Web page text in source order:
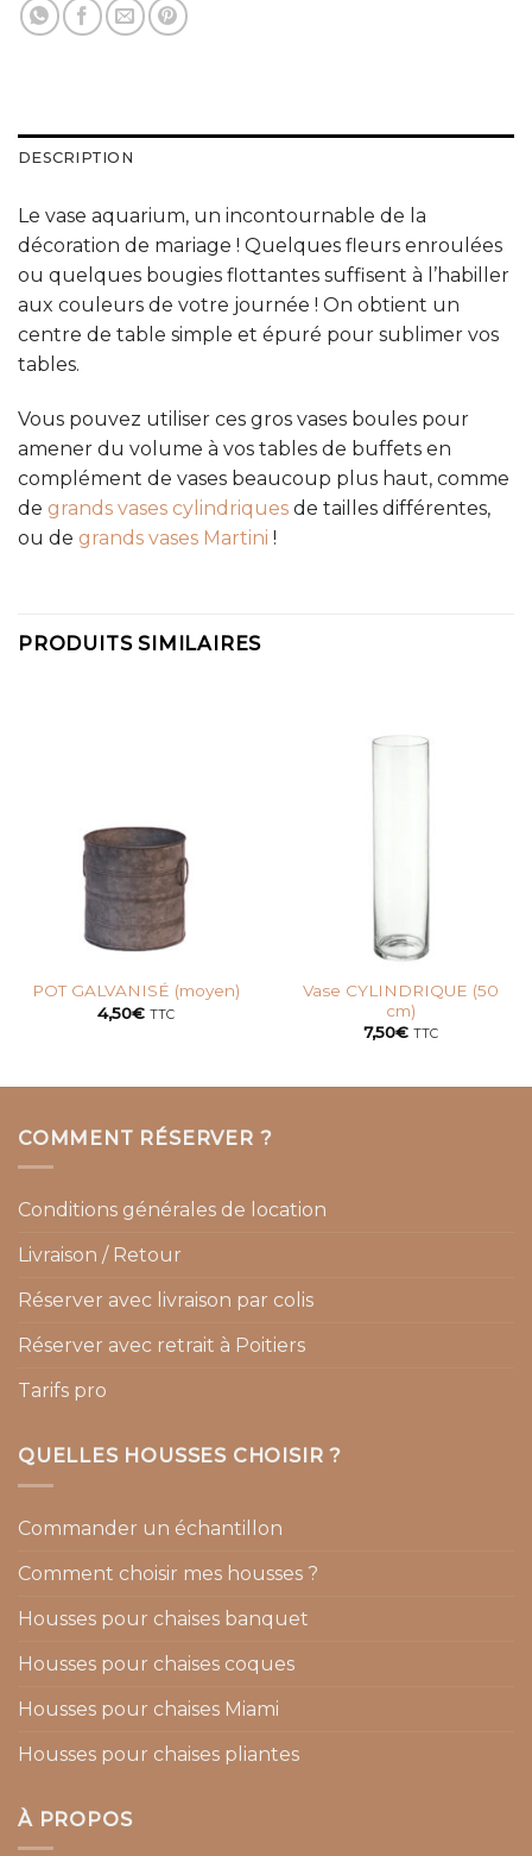
DESCRIPTION
Le vase aquarium, un incontournable de la
décoration de mariage ! Quelques fleurs enroulées
ou quelques bougies flottantes suffisent à l’habiller
aux couleurs de votre journée ! On obtient un
centre de table simple et épuré pour sublimer vos
tables.
Vous pouvez utiliser ces gros vases boules pour
amener du volume à vos tables de buffets en
complément de vases beaucoup plus haut, comme
de grands vases cylindriques de tailles différentes,
ou de grands vases Martini !
PRODUITS SIMILAIRES
POT GALVANISÉ (moyen)
4,50€ TTC
Vase CYLINDRIQUE (50
cm)
7,50€ TTC
COMMENT RÉSERVER ?
Conditions générales de location
Livraison / Retour
Réserver avec livraison par colis
Réserver avec retrait à Poitiers
Tarifs pro
QUELLES HOUSSES CHOISIR ?
Commander un échantillon
Comment choisir mes housses ?
Housses pour chaises banquet
Housses pour chaises coques
Housses pour chaises Miami
Housses pour chaises pliantes
À PROPOS